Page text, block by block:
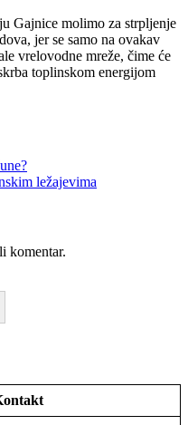
Gajnice molimo za strpljenje
jer se samo na ovakav
vrelovodne mreže, čime će
toplinskom energijom
ležajevima
komentar.